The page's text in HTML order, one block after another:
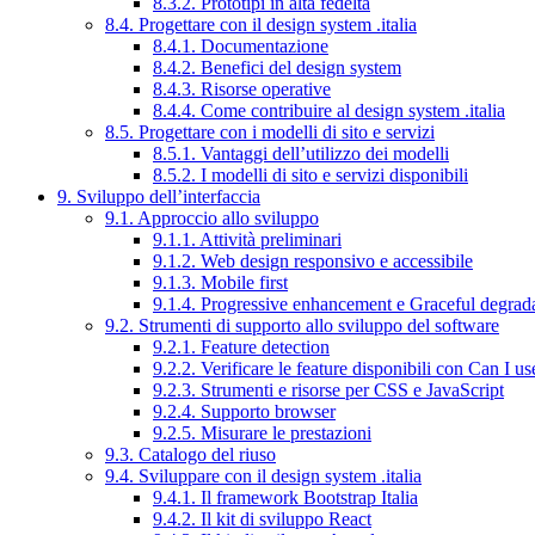
8.4. Progettare con il design system .italia
8.4.1. Documentazione
8.4.2. Benefici del design system
8.4.3. Risorse operative
8.4.4. Come contribuire al design system .italia
8.5. Progettare con i modelli di sito e servizi
8.5.1. Vantaggi dell’utilizzo dei modelli
8.5.2. I modelli di sito e servizi disponibili
9. Sviluppo dell’interfaccia
9.1. Approccio allo sviluppo
9.1.1. Attività preliminari
9.1.2. Web design responsivo e accessibile
9.1.3. Mobile first
9.1.4. Progressive enhancement e Graceful
9.2. Strumenti di supporto allo sviluppo del software
9.2.1. Feature detection
9.2.2. Verificare le feature disponibili con Can I
9.2.3. Strumenti e risorse per CSS e JavaScript
9.2.4. Supporto browser
9.2.5. Misurare le prestazioni
9.3. Catalogo del riuso
9.4. Sviluppare con il design system .italia
9.4.1. Il framework Bootstrap Italia
9.4.2. Il kit di sviluppo React